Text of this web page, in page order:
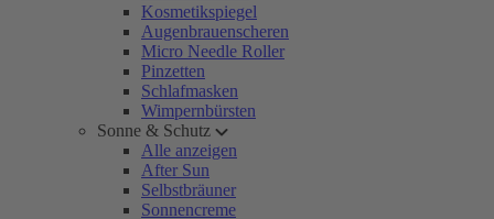
Kosmetikspiegel
Augenbrauenscheren
Micro Needle Roller
Pinzetten
Schlafmasken
Wimpernbürsten
Sonne & Schutz
Alle anzeigen
After Sun
Selbstbräuner
Sonnencreme